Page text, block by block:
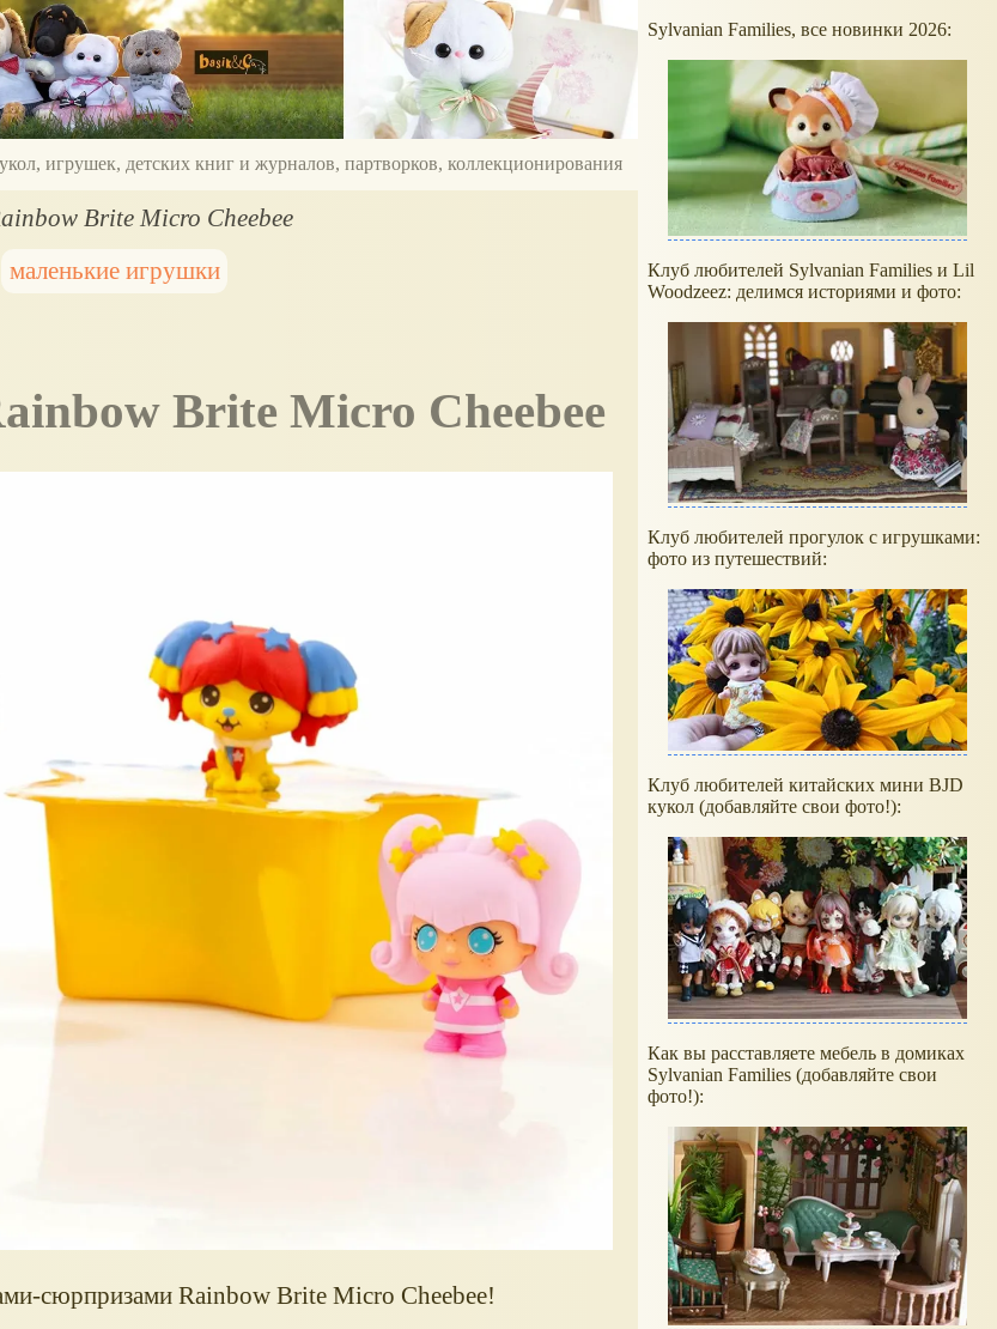
игрушек, детских книг и журналов, партворков, коллекционирования
Brite Micro Cheebee
маленькие игрушки
Brite Micro Cheebee
сюрпризами Rainbow Brite Micro Cheebee!
Sylvanian Families, все новинки 2026:
Клуб любителей Sylvanian Families и Lil
Woodzeez: делимся историями и фото:
Клуб любителей прогулок с игрушками:
фото из путешествий:
Клуб любителей китайских мини BJD
кукол (добавляйте свои фото!):
Как вы расставляете мебель в домиках
Sylvanian Families (добавляйте свои
фото!):